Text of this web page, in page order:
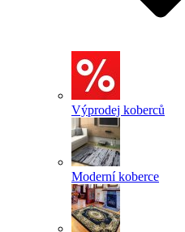
Výprodej koberců
Moderní koberce